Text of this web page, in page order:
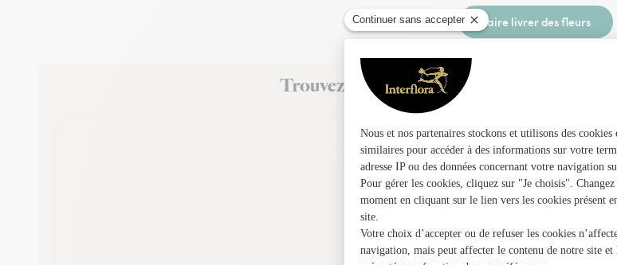
Faire livrer des fleurs
Trouvez un fleuriste Interflora à Cazaux-